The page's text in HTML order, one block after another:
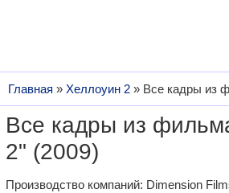
Главная » Хеллоуин 2 » Все кадры из
Все кадры из
2" (2009)
Производство компаний: Dimension